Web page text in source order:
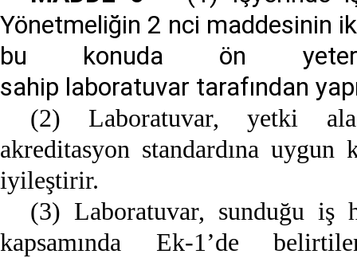
Yönetmeliğin 2 nci maddesinin
bu konuda ön
sahip laboratuvar tarafından
(2) Laboratuvar, yetki
akreditasyon standardına
iyileştirir.
(3) Laboratuvar, sunduğu
kapsamında Ek-1’de